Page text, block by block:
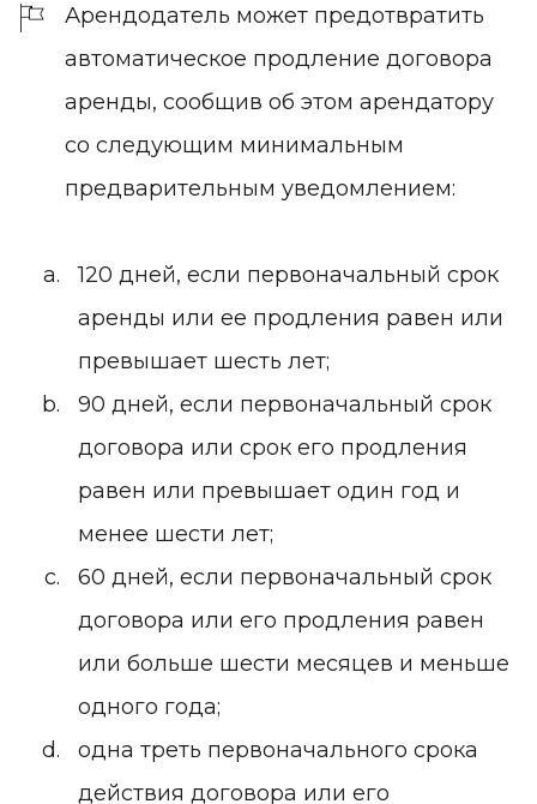
Арендодатель может предотвратить
автоматическое продление договора
аренды, сообщив об этом арендатору
со следующим минимальным
предварительным уведомлением:
120 дней, если первоначальный срок
аренды или ее продления равен или
превышает шесть лет;
90 дней, если первоначальный срок
договора или срок его продления
равен или превышает один год и
менее шести лет;
60 дней, если первоначальный срок
договора или его продления равен
или больше шести месяцев и меньше
одного года;
одна треть первоначального срока
действия договора или его